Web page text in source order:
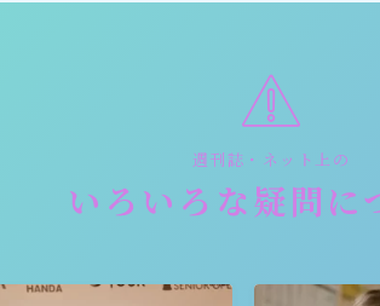
週刊誌・ネット上の
いろいろな疑問に